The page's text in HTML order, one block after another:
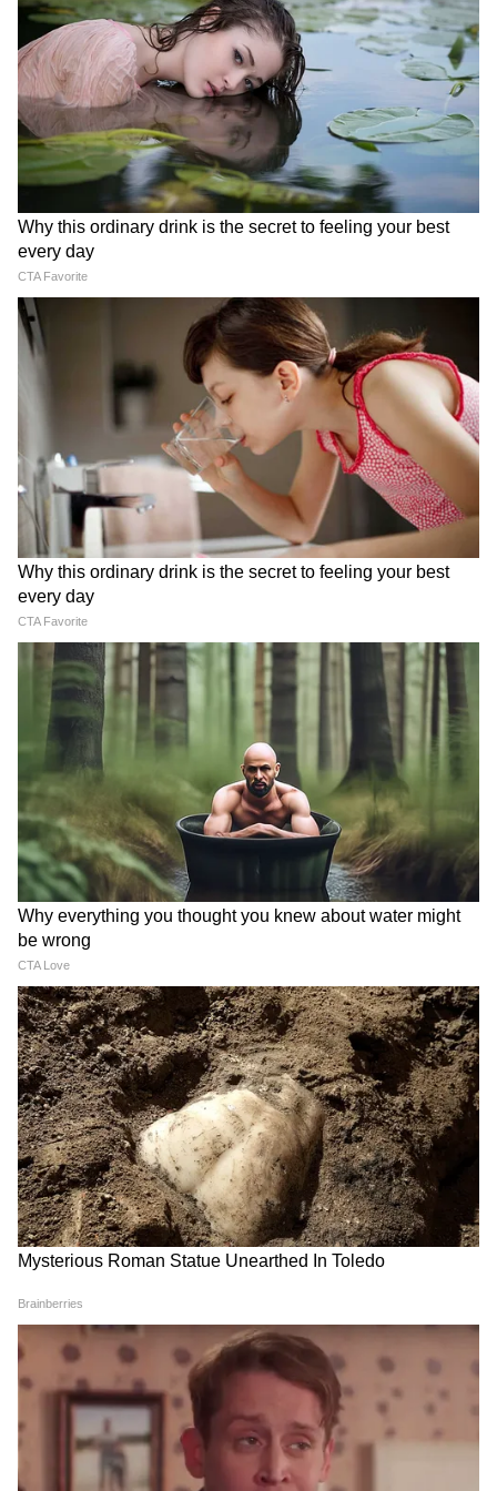
कुछ ऐसे खर्चे भी हो सकते हैं जिनसे आपको राहत नहीं
मिल सकती है।
अंक 8 (किसी भी महीने की 8, 17 और 26 तारीख को
जन्मे लोग)
गणेशजी कहते हैं कि बिजनेस को बढ़ाने के लिए योजनाओं
पर विचार करने की जरूरत है। वैवाहिक जीवन सुखी
रहेगा। स्वास्थ्य उत्तम रहेगा। गैरकानूनी गतिविधियों में समय
बर्बाद न करें। लोगों से मिलने-जुलने और सामाजिक
सक्रियता बढ़ाने पर ध्यान दें। तुरंत निर्णय लेने से बचें।
अंक 9 (किसी भी महीने की 9, 18 और 27 तारीख को
जन्मे लोग)
गणेशजी कहते हैं कि भाई-बहनों के साथ संबंध अच्छे बने
रहेंगे। बिजनेस में कोई काम नकारात्मक प्रभाव डाल सकता
है। धार्मिक गतिविधि में समय व्यतीत होगा। पुरानी चिंता से
राहत मिल सकती है। उच्च आय योग भी आज बन रहा है।
कुछ विरोधी सक्रिय होकर आपके काम में बाधा डाल सकते
ये भी पढ़ें-
July 2023 Festival Calendar: जुलाई 2023 में
14 दिन मनाए जाएंगे व्रत-त्योहार, 17 जुलाई को बनेगा
दुर्लभ संयोग
Somvati Amavasya 2023: जुलाई 2023 में
सावन की अमावस्या पर बनेगा दुर्लभ संयोग, ये 4
उपाय दिलाएंगे बड़ा फायदा
Amarnath Yatra 2023: अमरनाथ यात्रा 1 जुलाई
से, यहां दर्शन से मिलता है 23 तीर्थों का पुण्य, क्या है
यहां दिखाई देने वाले कबूतरों का रहस्य?
Disclaimer : इस आर्टिकल में जो भी जानकारी दी
गई है, वो ज्योतिषियों, पंचांग, धर्म ग्रंथों और
मान्यताओं पर आधारित हैं। इन जानकारियों को आप
तक पहुंचाने का हम सिर्फ एक माध्यम हैं। यूजर्स से
निवेदन है कि वो इन जानकारियों को सिर्फ सूचना ही
मानें।